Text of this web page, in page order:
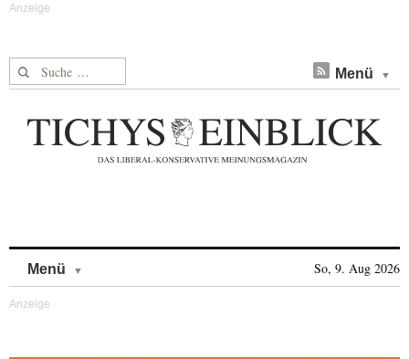
Suche nach: Menü
Menü So, 9. Aug 2026